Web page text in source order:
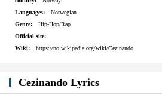
Det ekke for tidlig for meg
Vi kan være oppe til sent
Jeg kan være fengselsfugl
Er du lassie eller er du rex
Sex selger, så jeg selger sex
Languages:
Norwegian
Genre:
Hip-Hop/Rap
Official site:
Wiki:
https://no.wikipedia.org/wiki/Cezinando
Cezinando Lyrics